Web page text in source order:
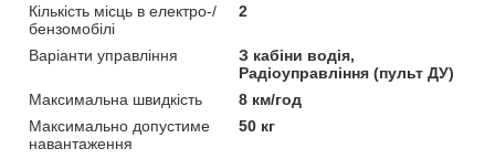
Кількість місць в електро-/
бензомобілі
2
Варіанти управління
З кабіни водія,
Радіоуправління (пульт ДУ)
Максимальна швидкість
8 км/год
Максимально допустиме
навантаження
50 кг